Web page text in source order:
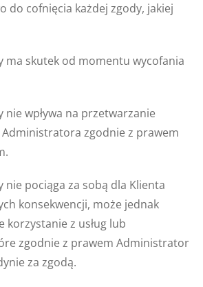
do cofnięcia każdej zgody, jakiej
ma skutek od momentu wycofania
nie wpływa na przetwarzanie
zgodnie z prawem
nie pociąga za sobą dla Klienta
konsekwencji, może jednak
korzystanie z usług lub
zgodnie z prawem Administrator
za zgodą.